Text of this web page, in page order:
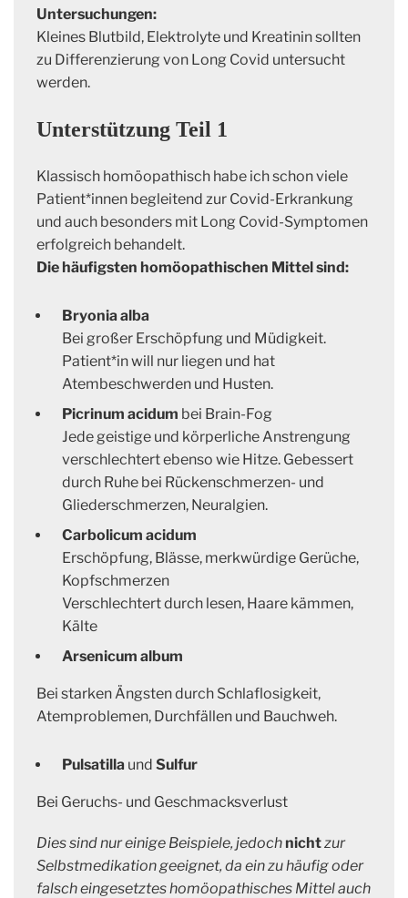
Untersuchungen:
Kleines Blutbild, Elektrolyte und Kreatinin sollten
zu Differenzierung von Long Covid untersucht
werden.
Unterstützung Teil 1
Klassisch homöopathisch habe ich schon viele
Patient*innen begleitend zur Covid-Erkrankung
und auch besonders mit Long Covid-Symptomen
erfolgreich behandelt.
Die häufigsten homöopathischen Mittel sind:
Bryonia alba
Bei großer Erschöpfung und Müdigkeit.
Patient*in will nur liegen und hat
Atembeschwerden und Husten.
Picrinum acidum bei Brain-Fog
Jede geistige und körperliche Anstrengung
verschlechtert ebenso wie Hitze. Gebessert
durch Ruhe bei Rückenschmerzen- und
Gliederschmerzen, Neuralgien.
Carbolicum acidum
Erschöpfung, Blässe, merkwürdige Gerüche,
Kopfschmerzen
Verschlechtert durch lesen, Haare kämmen,
Kälte
Arsenicum album
Bei starken Ängsten durch Schlaflosigkeit,
Atemproblemen, Durchfällen und Bauchweh.
Pulsatilla und Sulfur
Bei Geruchs- und Geschmacksverlust
Dies sind nur einige Beispiele, jedoch nichtzur
Selbstmedikation geeignet, da ein zu häufig oder
falsch eingesetztes homöopathisches Mittel auch